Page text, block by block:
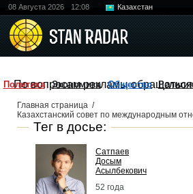
08 Августа 2026 12:08 Казахстан
Политика Экономика Общество Религия
По вопросам рекламы
Главная страница /
Казахстанский совет по международным
Тег в досье:
Сатпаев
Досым
Асылбекович
52 года